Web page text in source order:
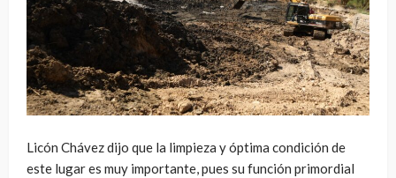
Licón Chávez dijo que la limpieza y óptima condición de
este lugar es muy importante, pues su función primordial